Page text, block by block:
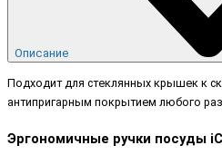
Описание
Подходит для стеклянных крышек к
антипригарным покрытием любого
Эргономичные ручки посуды